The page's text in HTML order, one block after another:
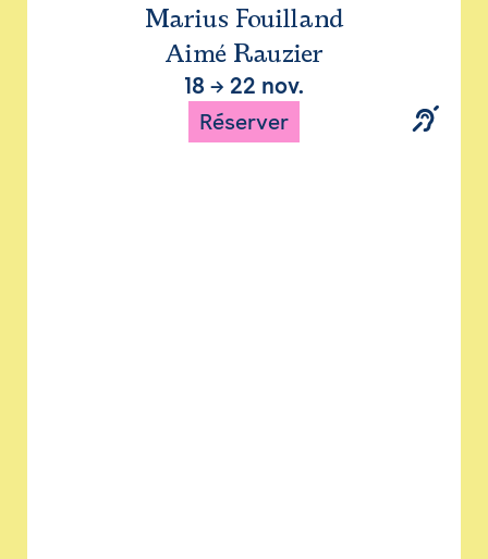
Marius Fouilland
Aimé Rauzier
18 → 22 nov.
Réserver